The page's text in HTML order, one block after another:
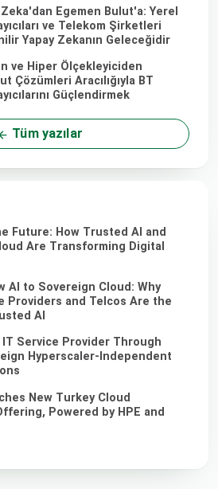
Egemen Bulut'a: Yerel
ve Telekom Şirketleri
Yapay Zekanın Geleceğidir
ve Hiper Ölçekleyiciden
Çözümleri Aracılığıyla BT
Güçlendirmek
Tüm yazılar
Future: How Trusted AI and
Are Transforming Digital
AI to Sovereign Cloud: Why
Providers and Telcos Are the
AI
IT Service Provider Through
Hyperscaler-Independent
New Turkey Cloud
Powered by HPE and